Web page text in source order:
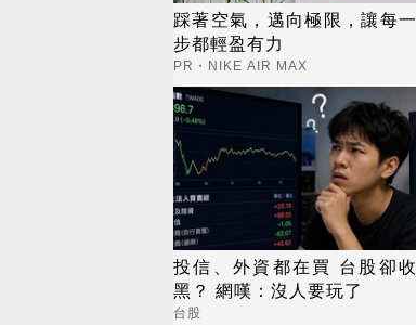
踩著空氣，邁向極限，讓每一
步都輕盈有力
PR・NIKE AIR MAX
投信、外資都在買 台股卻收
黑？ 網嘆：沒人要玩了
台股